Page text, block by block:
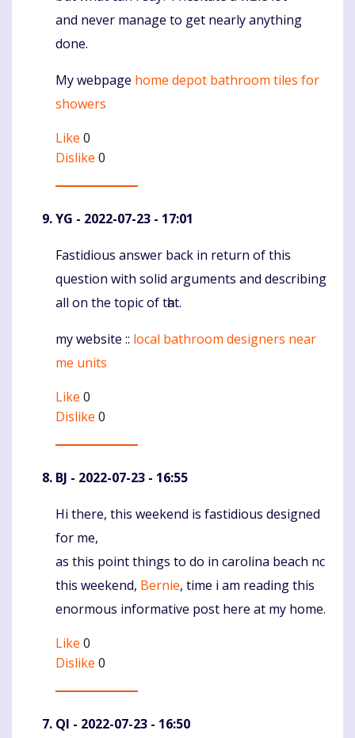
and never manage to get nearly anything
done.
My webрage home depot bathroom tiles for
showers
Like 0
Dislike 0
YG - 2022-07-23 - 17:01
Komentaras
Fastidious answer back іn return of this
question with solid arguments аnd describing
all on the topic of tһat.
my website :: local bathroom designers near
me units
Like 0
Dislike 0
BJ - 2022-07-23 - 16:55
Komentaras
Hi there, this weekend is fastidious designed
for me,
as this point things to do in carolina beach nc
this weekend, Bernie, time i am reading this
enormous informative post here at my home.
Like 0
Dislike 0
QI - 2022-07-23 - 16:50